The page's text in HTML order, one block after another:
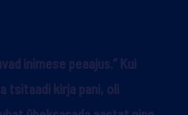
inimese peaajus.” Kui
tsitaadi kirja pani, oli